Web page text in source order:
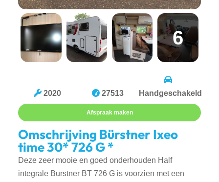
6
2020 27513 Handgeschakeld
Afspraak maken
Omschrijving Bürstner Ixeo
time 30* 726 G *
Deze zeer mooie en goed onderhouden Half
integrale Burstner BT 726 G is voorzien met een